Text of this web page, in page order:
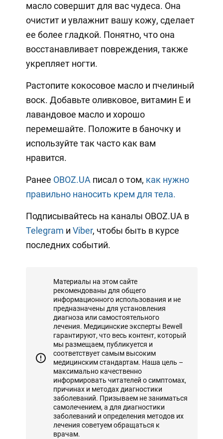
масло совершит для вас чудеса. Она
очистит и увлажнит вашу кожу, сделает
ее более гладкой. Понятно, что она
восстанавливает повреждения, также
укрепляет ногти.
Растопите кокосовое масло и пчелиный
воск. Добавьте оливковое, витамин Е и
лавандовое масло и хорошо
перемешайте. Положите в баночку и
используйте так часто как вам
нравится.
Ранее OBOZ.UA писал о том, как нужно
правильно наносить крем для тела.
Подписывайтесь на каналы OBOZ.UA в
Telegram и Viber, чтобы быть в курсе
последних событий.
Материалы на этом сайте
рекомендованы для общего
информационного использования и не
предназначены для установления
диагноза или самостоятельного
лечения. Медицинские эксперты Bewell
гарантируют, что весь контент, который
мы размещаем, публикуется и
соответствует самым высоким
медицинским стандартам. Наша цель –
максимально качественно
информировать читателей о симптомах,
причинах и методах диагностики
заболеваний. Призываем не заниматься
самолечением, а для диагностики
заболеваний и определения методов их
лечения советуем обращаться к
врачам.